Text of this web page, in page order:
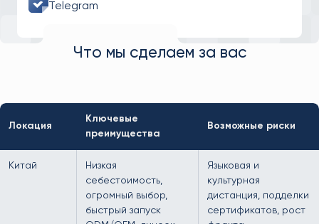
Telegram
Что мы сделаем за вас
Локация
Ключевые
преимущества
Возможные риски
Китай
Низкая
себестоимость,
огромный выбор,
быстрый запуск
Языковая и
культурная
дистанция, подделки
сертификатов, рост